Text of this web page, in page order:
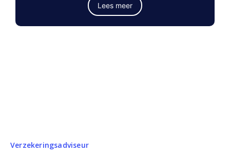
Lees meer
Verzekeringsadviseur